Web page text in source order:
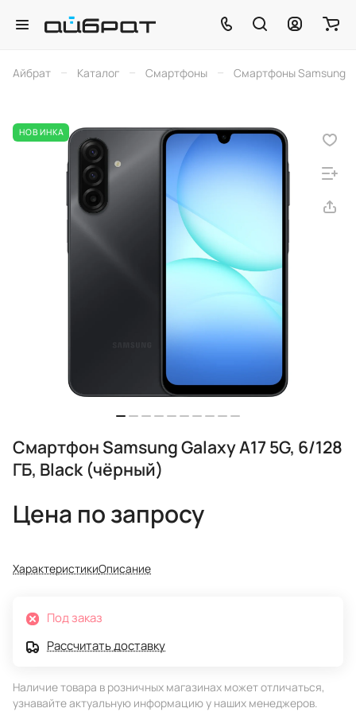
Айбрат – Каталог – Смартфоны – Смартфоны Samsung
НОВИНКА
Смартфон Samsung Galaxy A17 5G, 6/128
ГБ, Black (чёрный)
Цена по запросу
ХарактеристикиОписание
Под заказ
Рассчитать доставку
Наличие товара в розничных магазинах может отличаться,
узнавайте актуальную информацию у наших менеджеров.